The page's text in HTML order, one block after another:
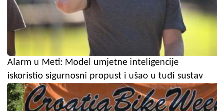
Alarm u Meti: Model umjetne inteligencije
iskoristio sigurnosni propust i ušao u tuđi sustav